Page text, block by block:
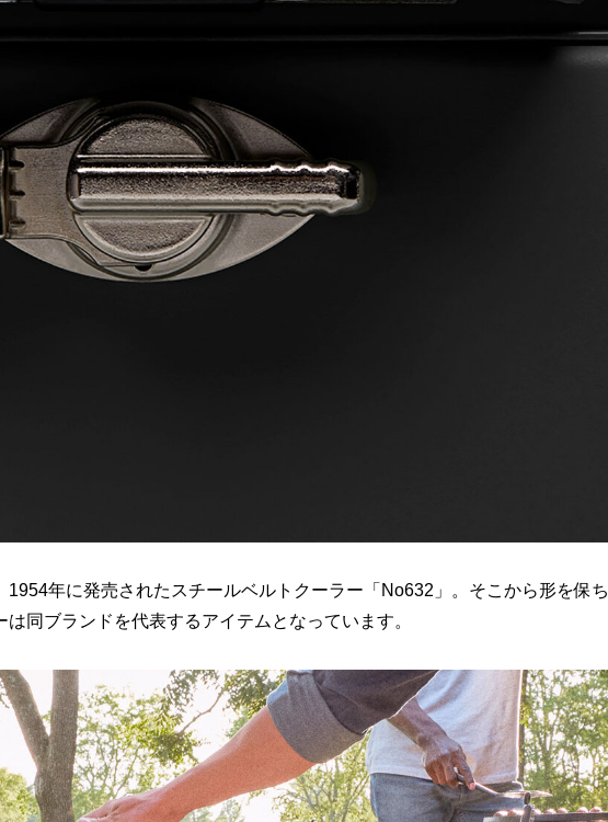
年に発売されたスチールベルトクーラー「No632」。そこから形を保ち
同ブランドを代表するアイテムとなっています。